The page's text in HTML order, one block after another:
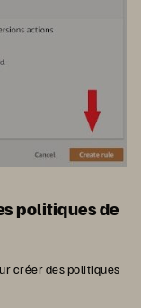
politiques de
créer des politiques